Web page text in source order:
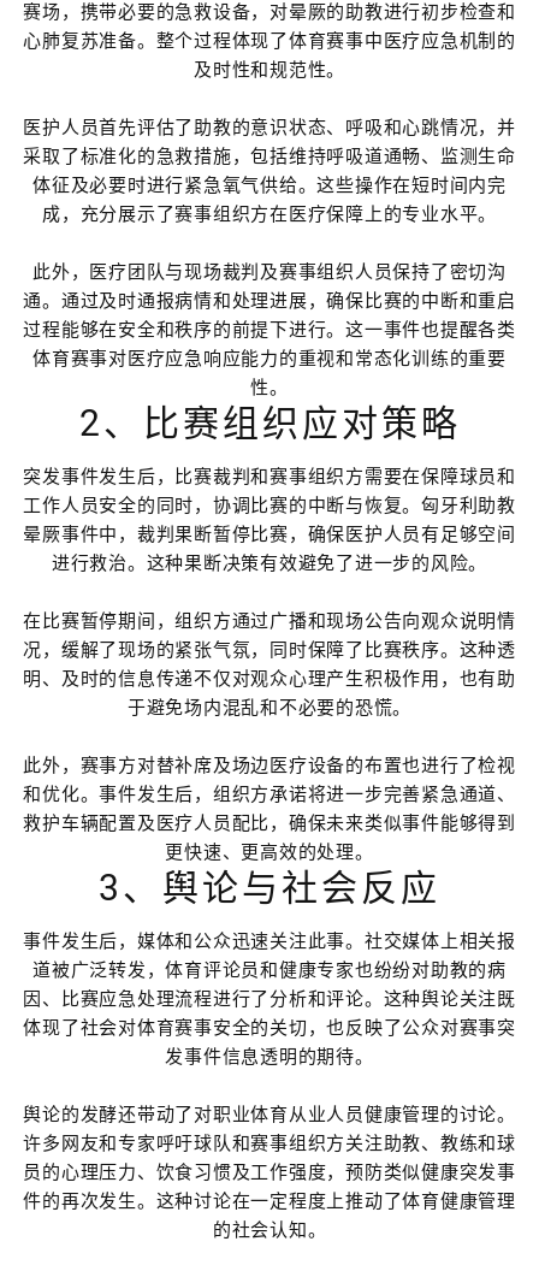
赛场，携带必要的急救设备，对晕厥的助教进行初步检查和
心肺复苏准备。整个过程体现了体育赛事中医疗应急机制的
及时性和规范性。
医护人员首先评估了助教的意识状态、呼吸和心跳情况，并
采取了标准化的急救措施，包括维持呼吸道通畅、监测生命
体征及必要时进行紧急氧气供给。这些操作在短时间内完
成，充分展示了赛事组织方在医疗保障上的专业水平。
此外，医疗团队与现场裁判及赛事组织人员保持了密切沟
通。通过及时通报病情和处理进展，确保比赛的中断和重启
过程能够在安全和秩序的前提下进行。这一事件也提醒各类
体育赛事对医疗应急响应能力的重视和常态化训练的重要
性。
2、比赛组织应对策略
突发事件发生后，比赛裁判和赛事组织方需要在保障球员和
工作人员安全的同时，协调比赛的中断与恢复。匈牙利助教
晕厥事件中，裁判果断暂停比赛，确保医护人员有足够空间
进行救治。这种果断决策有效避免了进一步的风险。
在比赛暂停期间，组织方通过广播和现场公告向观众说明情
况，缓解了现场的紧张气氛，同时保障了比赛秩序。这种透
明、及时的信息传递不仅对观众心理产生积极作用，也有助
于避免场内混乱和不必要的恐慌。
此外，赛事方对替补席及场边医疗设备的布置也进行了检视
和优化。事件发生后，组织方承诺将进一步完善紧急通道、
救护车辆配置及医疗人员配比，确保未来类似事件能够得到
更快速、更高效的处理。
3、舆论与社会反应
事件发生后，媒体和公众迅速关注此事。社交媒体上相关报
道被广泛转发，体育评论员和健康专家也纷纷对助教的病
因、比赛应急处理流程进行了分析和评论。这种舆论关注既
体现了社会对体育赛事安全的关切，也反映了公众对赛事突
发事件信息透明的期待。
舆论的发酵还带动了对职业体育从业人员健康管理的讨论。
许多网友和专家呼吁球队和赛事组织方关注助教、教练和球
员的心理压力、饮食习惯及工作强度，预防类似健康突发事
件的再次发生。这种讨论在一定程度上推动了体育健康管理
的社会认知。